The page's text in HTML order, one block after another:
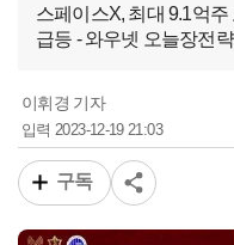
스페이스X, 최대 9.1억
급등 - 와우넷 오늘장전략
이휘경 기자
입력 2023-12-19 21:03
구독